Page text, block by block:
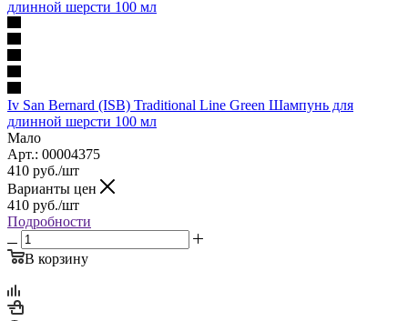
Iv San Bernard (ISB) Traditional Line Green Шампунь для
длинной шерсти 100 мл
Мало
Арт.: 00004375
410 руб./шт
Варианты цен
410 руб./шт
Подробности
В корзину